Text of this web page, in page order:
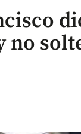
no